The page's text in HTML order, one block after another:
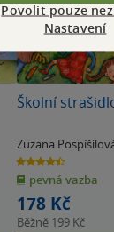
Školní
Zuzana
4.5
z
5
hvězdiček
pevná vazba
178 Kč
Běžně 199 Kč
Povolit pouze
Nastavení